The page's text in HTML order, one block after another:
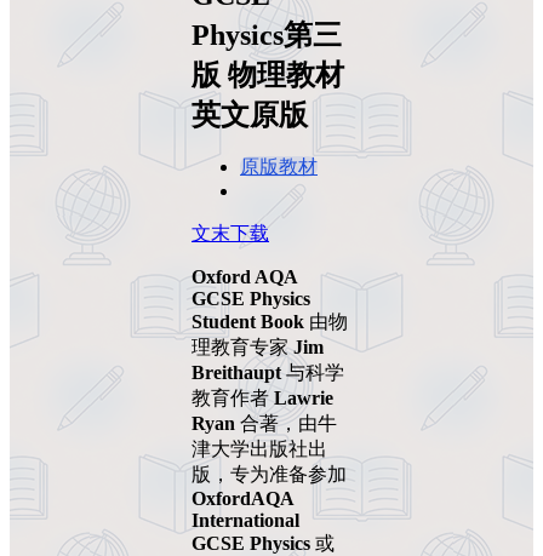
Physics第三
版 物理教材
英文原版
原版教材
文末下载
Oxford AQA
GCSE Physics
Student Book 由物
理教育专家Jim
Breithaupt 与科学
教育作者 Lawrie
Ryan 合著，由牛
津大学出版社出
版，专为准备参加
OxfordAQA
International
GCSE Physics 或